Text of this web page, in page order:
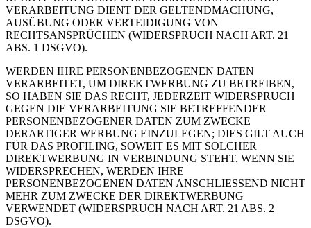
VERARBEITUNG DIENT DER GELTENDMACHUNG,
AUSÜBUNG ODER VERTEIDIGUNG VON
RECHTSANSPRÜCHEN (WIDERSPRUCH NACH ART. 21
ABS. 1 DSGVO).
WERDEN IHRE PERSONENBEZOGENEN DATEN
VERARBEITET, UM DIREKTWERBUNG ZU BETREIBEN,
SO HABEN SIE DAS RECHT, JEDERZEIT WIDERSPRUCH
GEGEN DIE VERARBEITUNG SIE BETREFFENDER
PERSONENBEZOGENER DATEN ZUM ZWECKE
DERARTIGER WERBUNG EINZULEGEN; DIES GILT AUCH
FÜR DAS PROFILING, SOWEIT ES MIT SOLCHER
DIREKTWERBUNG IN VERBINDUNG STEHT. WENN SIE
WIDERSPRECHEN, WERDEN IHRE
PERSONENBEZOGENEN DATEN ANSCHLIESSEND NICHT
MEHR ZUM ZWECKE DER DIREKTWERBUNG
VERWENDET (WIDERSPRUCH NACH ART. 21 ABS. 2
DSGVO).